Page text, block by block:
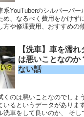
系YouTuberのシルバーパー
め、なるべく費用をかけず
方や修理費用、おすすめの
【洗車】車を濡
は悪いことなのか
ない話
くのは悪いことなのでしょ
いるというデータがありま
洗車をして良いのか、 そし